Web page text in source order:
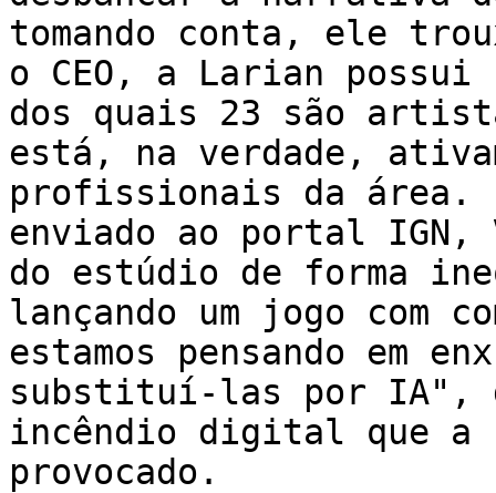
tomando conta, ele
o CEO, a Larian
dos quais 23 são
está, na verdade,
profissionais da área.
enviado ao portal IGN,
do estúdio de forma
lançando um jogo com
estamos pensando em
substituí-las por IA",
incêndio digital que a
provocado.